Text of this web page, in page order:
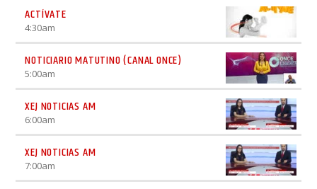
ACTÍVATE
4:30am
NOTICIARIO MATUTINO (CANAL ONCE)
5:00am
XEJ NOTICIAS AM
6:00am
XEJ NOTICIAS AM
7:00am